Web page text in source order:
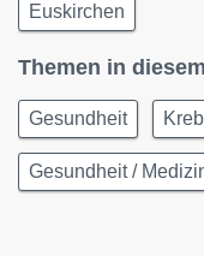
Euskirchen
Themen in
Gesundheit
Gesundheit /